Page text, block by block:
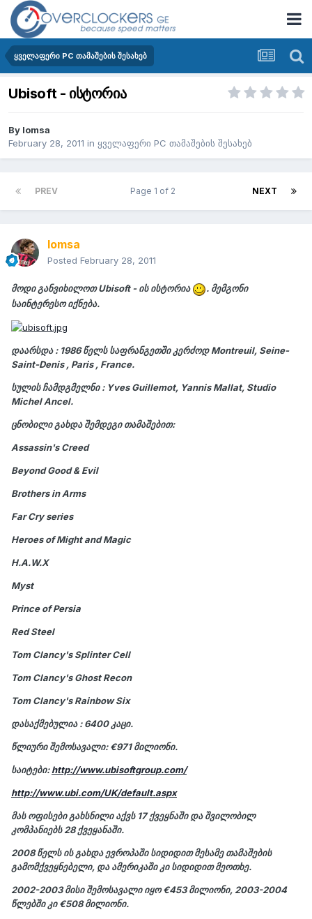
ყველაფერი PC თამაშების შესახებ
Ubisoft - ისტორია
By lomsa
February 28, 2011 in ყველაფერი PC თამაშების შესახებ
PREV NEXT
Page 1 of 2
lomsa
Posted February 28, 2011
მოდი განვიხილოთ Ubisoft - ის ისტორია
. მემგონი
საინტერესო იქნება.
დაარსდა : 1986 წელს საფრანგეთში კერძოდ Montreuil, Seine-
Saint-Denis , Paris , France.
სულის ჩამდგმელნი : Yves Guillemot, Yannis Mallat, Studio
Michel Ancel.
ცნობილი გახდა შემდეგი თამაშებით:
Assassin's Creed
Beyond Good & Evil
Brothers in Arms
Far Cry series
Heroes of Might and Magic
H.A.W.X
Myst
Prince of Persia
Red Steel
Tom Clancy's Splinter Cell
Tom Clancy's Ghost Recon
Tom Clancy's Rainbow Six
დასაქმებულია : 6400 კაცი.
წლიური შემოსავალი:€971მილიონი.
საიტები:http://www.ubisoftgroup.com/
http://www.ubi.com/UK/default.aspx
მას ოფისები გახსნილი აქვს 17 ქვეყნაში და შვილობილ
კომპანიებს 28 ქვეყანაში.
2008 წელს ის გახდა ევროპაში სიდიდით მესამე თამაშების
გამომქვეყნებელი, და ამერიკაში კი სიდიდით მეოთხე.
2002-2003 მისი შემოსავალი იყო€453მილიონი, 2003-2004
წლებში კი€508მილიონი.